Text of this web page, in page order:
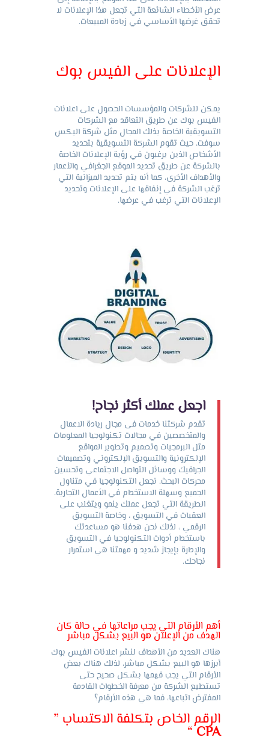
عرض الأخطاء الشائعة التي تجعل هذا الإعلانات لا
تحقق غرضها الأساسي في زيادة المبيعات.
الإعلانات على الفيس بوك
يمكن للشركات والمؤسسات الحصول على اعلانات
الفيس بوك عن طريق التعاقد مع الشركات
التسويقية الخاصة بذلك المجال مثل شركة اليكس
سوفت، حيث تقوم الشركة التسويقية بتحديد
الأشخاص الذين يرغبون في رؤية الإعلانات الخاصة
بالشركة عن طريق تحديد الموقع الجغرافي والأعمار
والأهداف الأخرى، كما أنه يتم تحديد الميزانية التي
ترغب الشركة في إنفاقها على الإعلانات وتحديد
الإعلانات التي ترغب في عرضها.
اجعل عملك أكثر نجاح!
تقدم شركتنا خدمات فى مجال ريادة الاعمال
والمتخصصين في مجالات تكنولوجيا المعلومات
مثل البرمجيات وتصميم وتطوير المواقع
الإلكترونية والتسويق الإلكتروني وتصميمات
الجرافيك ووسائل التواصل الاجتماعي وتحسين
محركات البحث. نجعل التكنولوجيا في متناول
الجميع وسهلة الاستخدام في الأعمال التجارية.
الطريقة التي تجعل عملك ينمو ويتغلب على
العقبات في التسويق ، وخاصة التسويق
الرقمي ، لذلك نحن هدفنا هو مساعدتك
باستخدام أدوات التكنولوجيا في التسويق
والإدارة بإيجاز شديد و مهمتنا هي استمرار
نجاحك.
أهم الأرقام التي يجب مراعاتها في حالة كان
الهدف من الإعلان هو البيع بشكل مباشر
هناك العديد من الأهداف لنشر اعلانات الفيس بوك
أبرزها هو البيع بشكل مباشر، لذلك هناك بعض
الأرقام التي يجب فهمها بشكل صحيح حتى
تستطيع الشركة من معرفة الخطوات القادمة
المفترض اتباعها، فما هي هذه الأرقام؟
الرقم الخاص بتكلفة الاكتساب ”
CPA
“